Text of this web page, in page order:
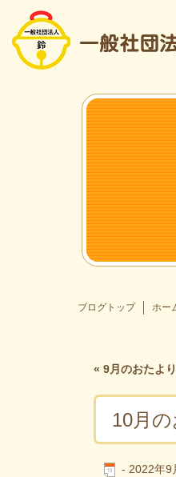
ブログトップ ホー
« 9月のおたより
10月
- 2022年9